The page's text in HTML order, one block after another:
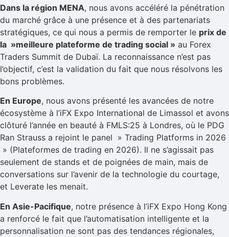
Dans la région MENA, nous avons accéléré la pénétration
du marché grâce à une présence et à des partenariats
stratégiques, ce qui nous a permis de remporter le prix de
la »meilleure plateforme de trading social » au Forex
Traders Summit de Dubaï. La reconnaissance n’est pas
l’objectif, c’est la validation du fait que nous résolvons les
bons problèmes.
En Europe, nous avons présenté les avancées de notre
écosystème à l’iFX Expo International de Limassol et avons
clôturé l’année en beauté à FMLS:25 à Londres, où le PDG
Ran Strauss a rejoint le panel » Trading Platforms in 2026
» (Plateformes de trading en 2026). Il ne s’agissait pas
seulement de stands et de poignées de main, mais de
conversations sur l’avenir de la technologie du courtage,
et Leverate les menait.
En Asie-Pacifique, notre présence à l’iFX Expo Hong Kong
a renforcé le fait que l’automatisation intelligente et la
personnalisation ne sont pas des tendances régionales,